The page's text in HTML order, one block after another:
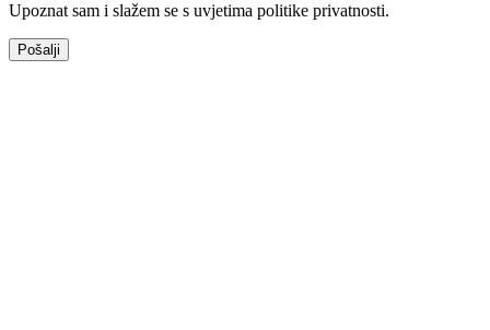
Upoznat sam i slažem se s uvjetima politike privatnosti.
Pošalji